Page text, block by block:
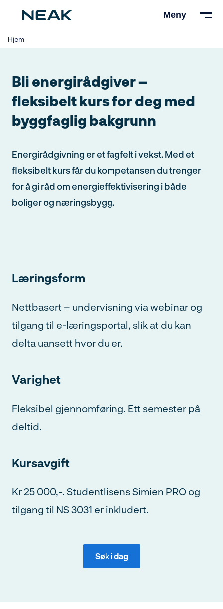
hovedinnhold
Meny
Hjem
Bli energirådgiver –
fleksibelt kurs for deg med
byggfaglig bakgrunn
Energirådgivning er et fagfelt i vekst. Med et
fleksibelt kurs får du kompetansen du trenger
for å gi råd om energieffektivisering i både
boliger og næringsbygg.
Læringsform
Nettbasert – undervisning via webinar og
tilgang til e-læringsportal, slik at du kan
delta uansett hvor du er.
Varighet
Fleksibel gjennomføring. Ett semester på
deltid.
Kursavgift
Kr 25 000,-. Studentlisens Simien PRO og
tilgang til NS 3031 er inkludert.
Søki dag